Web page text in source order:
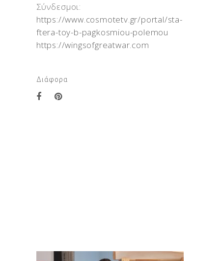
Σύνδεσμοι:
https://www.cosmotetv.gr/portal/sta-
ftera-toy-b-pagkosmiou-polemou
https://wingsofgreatwar.com
Διάφορα